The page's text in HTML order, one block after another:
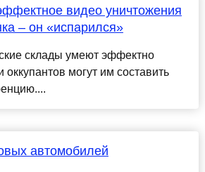
видео уничтожения
– он «испарился»
склады умеют эффектно
оккупантов могут им составить
автомобилей